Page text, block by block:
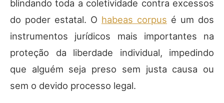
blindando toda a coletividade contra excessos
do poder estatal. O habeas corpus é um dos
instrumentos jurídicos mais importantes na
proteção da liberdade individual, impedindo
que alguém seja preso sem justa causa ou
sem o devido processo legal.